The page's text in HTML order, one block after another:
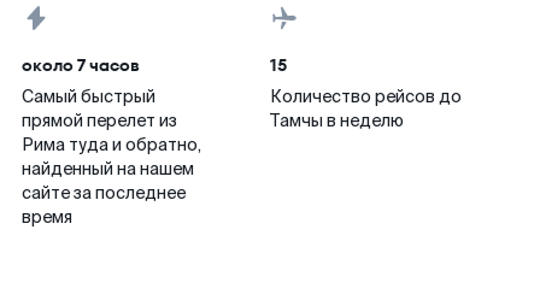
около 7 часов
Самый быстрый
прямой перелет из
Рима туда и обратно,
найденный на нашем
сайте за последнее
время
15
Количество рейсов до
Тамчы в неделю